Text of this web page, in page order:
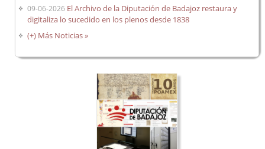
09-06-2026 El Archivo de la Diputación de Badajoz restaura y
digitaliza lo sucedido en los plenos desde 1838
(+) Más Noticias »